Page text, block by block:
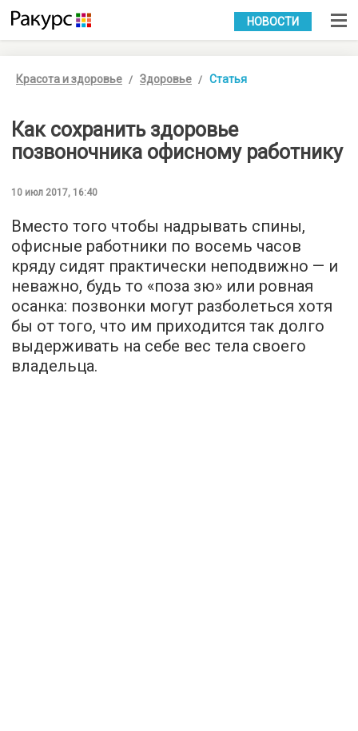
УКР РУС
НОВОСТИ
Красота и здоровье Здоровье Статья
Как сохранить здоровье
позвоночника офисному работнику
10 июл 2017, 16:40
Вместо того чтобы надрывать спины,
офисные работники по восемь часов
кряду сидят практически неподвижно — и
неважно, будь то «поза зю» или ровная
осанка: позвонки могут разболеться хотя
бы от того, что им приходится так долго
выдерживать на себе вес тела своего
владельца.